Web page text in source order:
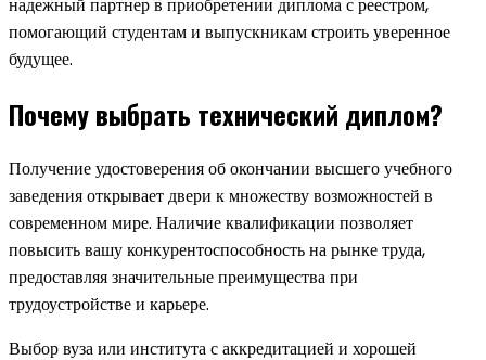
помогающий студентам и выпускникам строить уверенное
будущее.
Почему выбрать технический диплом?
Получение удостоверения об окончании высшего учебного
заведения открывает двери к множеству возможностей в
современном мире. Наличие квалификации позволяет
повысить вашу конкурентоспособность на рынке труда,
предоставляя значительные преимущества при
трудоустройстве и карьере.
Выбор вуза или института с аккредитацией и хорошей